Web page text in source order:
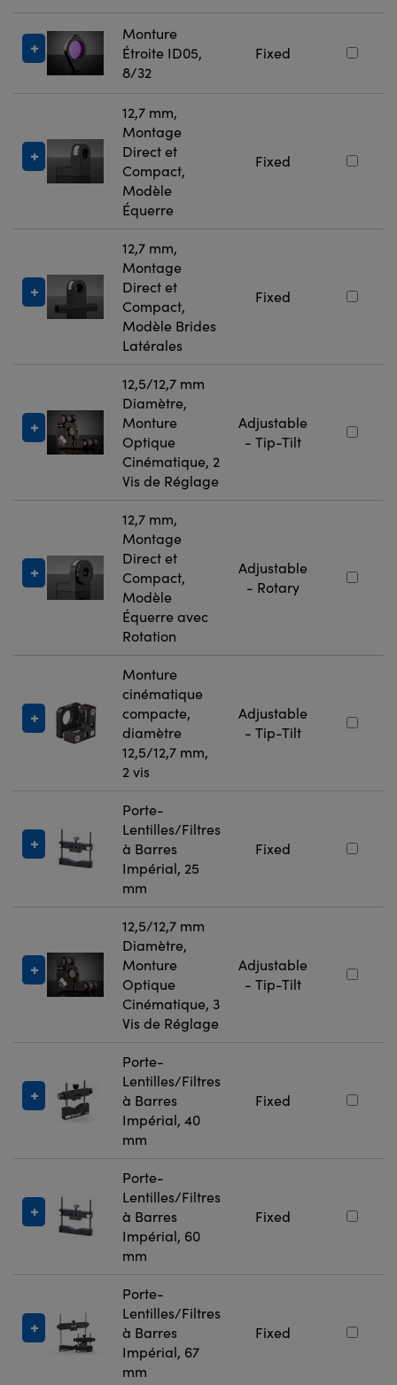
Monture
Étroite ID05,
8/32
Fixed
12,7 mm,
Montage
Direct et
Compact,
Modèle
Équerre
Fixed
12,7 mm,
Montage
Direct et
Compact,
Modèle Brides
Latérales
Fixed
12,5/12,7 mm
Diamètre,
Monture
Optique
Cinématique, 2
Vis de Réglage
Adjustable
- Tip-Tilt
12,7 mm,
Montage
Direct et
Compact,
Modèle
Équerre avec
Rotation
Adjustable
- Rotary
Monture
cinématique
compacte,
diamètre
12,5/12,7 mm,
2 vis
Adjustable
- Tip-Tilt
Porte-
Lentilles/Filtres
à Barres
Impérial, 25
mm
Fixed
12,5/12,7 mm
Diamètre,
Monture
Optique
Cinématique, 3
Vis de Réglage
Adjustable
- Tip-Tilt
Porte-
Lentilles/Filtres
à Barres
Impérial, 40
mm
Fixed
Porte-
Lentilles/Filtres
à Barres
Impérial, 60
mm
Fixed
Porte-
Lentilles/Filtres
à Barres
Impérial, 67
mm
Fixed